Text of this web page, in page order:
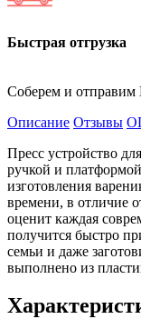
Быстрая отгрузка
Соберем и отправим
Описание Отзывы
Пресс устройство
ручкой и
изготовления
времени, в отличие
оценит каждая
получится быстро
семьи и даже
выполнено из